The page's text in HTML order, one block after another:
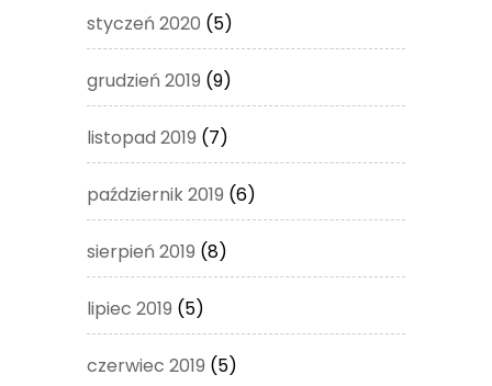
styczeń 2020 (5)
grudzień 2019 (9)
listopad 2019 (7)
październik 2019 (6)
sierpień 2019 (8)
lipiec 2019 (5)
czerwiec 2019 (5)